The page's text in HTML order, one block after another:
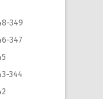
349
347
344